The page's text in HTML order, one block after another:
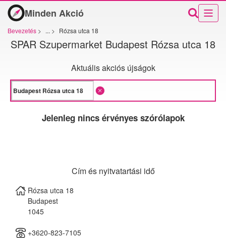
Minden Akció
Bevezetés > ... > Rózsa utca 18
SPAR Szupermarket Budapest Rózsa utca 18
Aktuális akciós újságok
Jelenleg nincs érvényes szórólapok
Cím és nyitvatartási idő
Rózsa utca 18
Budapest
1045
+3620-823-7105